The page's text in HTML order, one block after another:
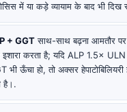
में या कड़े व्यायाम के बाद भी
+ GGTसाथ-साथ बढ़ना आमतौर
करता है; यदि ALP 1.5×
भी ऊँचा हो, तो अक्सर
है।.